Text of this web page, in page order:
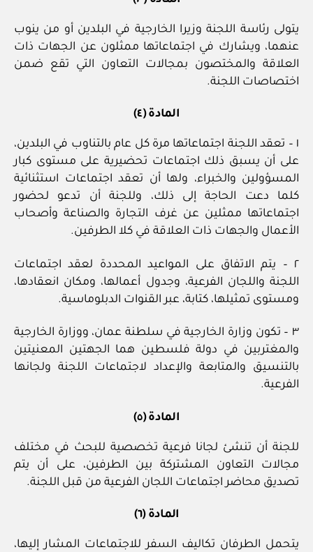
يتولى رئاسة اللجنة وزيرا الخارجية في البلدين أو من ينوب
عنهما، ويشارك في اجتماعاتها ممثلون عن الجهات ذات
العلاقة والمختصون بمجالات التعاون التي تقع ضمن
اختصاصات اللجنة.
المادة (٤)
١ – تعقد اللجنة اجتماعاتها مرة كل عام بالتناوب في البلدين،
على أن يسبق ذلك اجتماعات تحضيرية على مستوى كبار
المسؤولين والخبراء، ولها أن تعقد اجتماعات استثنائية
كلما دعت الحاجة إلى ذلك، وللجنة أن تدعو لحضور
اجتماعاتها ممثلين عن غرف التجارة والصناعة وأصحاب
الأعمال والجهات ذات العلاقة في كلا الطرفين.
٢ – يتم الاتفاق على المواعيد المحددة لعقد اجتماعات
اللجنة واللجان الفرعية، وجدول أعمالها، ومكان انعقادها،
ومستوى تمثيلها، كتابة، عبر القنوات الدبلوماسية.
٣ – تكون وزارة الخارجية في سلطنة عمان، ووزارة الخارجية
والمغتربين في دولة فلسطين هما الجهتين المعنيتين
بالتنسيق والمتابعة والإعداد لاجتماعات اللجنة ولجانها
الفرعية.
المادة (٥)
للجنة أن تنشئ لجانا فرعية تخصصية للبحث في مختلف
مجالات التعاون المشتركة بين الطرفين، على أن يتم
تصديق محاضر اجتماعات اللجان الفرعية من قبل اللجنة.
المادة (٦)
يتحمل الطرفان تكاليف السفر للاجتماعات المشار إليها،